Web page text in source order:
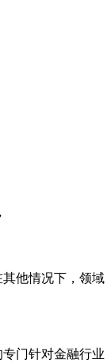
他情况下，领域
门针对金融行业